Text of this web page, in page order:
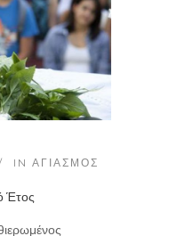
IN ΑΓΙΑΣΜΌΣ
Έτος